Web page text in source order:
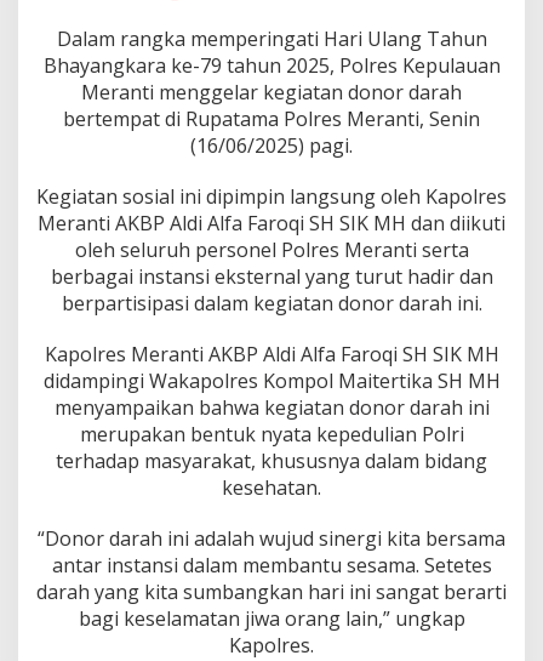
a
n
t
i
a
r
D
n
o
D
a
a
h
Dalam rangka memperingati Hari Ulang Tahun
Bhayangkara ke-79 tahun 2025, Polres Kepulauan
Meranti menggelar kegiatan donor darah
bertempat di Rupatama Polres Meranti, Senin
(16/06/2025) pagi.
Kegiatan sosial ini dipimpin langsung oleh Kapolres
Meranti AKBP Aldi Alfa Faroqi SH SIK MH dan diikuti
oleh seluruh personel Polres Meranti serta
berbagai instansi eksternal yang turut hadir dan
berpartisipasi dalam kegiatan donor darah ini.
Kapolres Meranti AKBP Aldi Alfa Faroqi SH SIK MH
didampingi Wakapolres Kompol Maitertika SH MH
menyampaikan bahwa kegiatan donor darah ini
merupakan bentuk nyata kepedulian Polri
terhadap masyarakat, khususnya dalam bidang
kesehatan.
“Donor darah ini adalah wujud sinergi kita bersama
antar instansi dalam membantu sesama. Setetes
darah yang kita sumbangkan hari ini sangat berarti
bagi keselamatan jiwa orang lain,” ungkap
Kapolres.